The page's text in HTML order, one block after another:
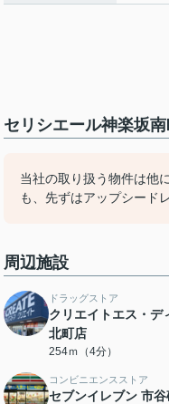
セリシエール神楽坂
当社の取り扱う物件は他
も、先ずはアップシード
周辺施設
ドラッグストア
クリエイトエス・デ
北町店
254ｍ（4分）
コンビニエンスストア
セブンイレブン 市